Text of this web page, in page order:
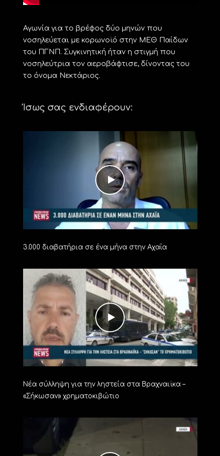
Αγωνία για το βρέφος δύο μηνών που
νοσηλεύεται με κορωνοϊό στην ΜΕΘ Παίδων
του ΠΓΝΠ. Συγκινητική ήταν η στιγμή που
νοσηλεύτρια τον αεροβάφτισε, δίνοντας του
το όνομα Νεκτάριος.
Ίσως σας ενδιαφέρουν:
3.000 διαβατήρια σε ένα μήνα στην Αχαΐα
Νέα σύλληψη για την ληστεία στα Βραχναιϊκα –
«Σήκωσαν» χρηματοκιβώτιο